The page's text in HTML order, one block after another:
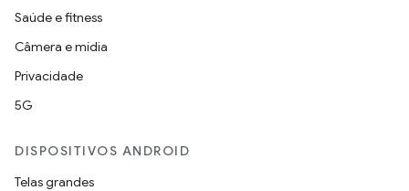
Saúde e fitness
Câmera e mídia
Privacidade
5G
DISPOSITIVOS ANDROID
Telas grandes